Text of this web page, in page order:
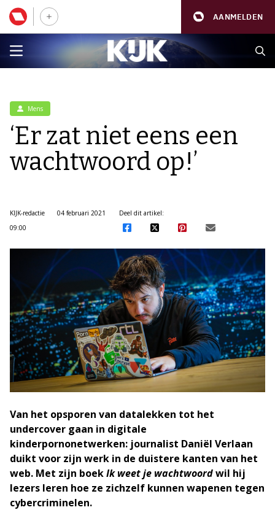
AANMELDEN
Mens
‘Er zat niet eens een
wachtwoord op!’
KIJK-redactie
04 februari 2021
09:00
Deel dit artikel:
Van het opsporen van datalekken tot het
undercover gaan in digitale
kinderpornonetwerken: journalist Daniël Verlaan
duikt voor zijn werk in de duistere kanten van het
web. Met zijn boekIk weet je wachtwoordwil hij
lezers leren hoe ze zichzelf kunnen wapenen tegen
cybercriminelen.